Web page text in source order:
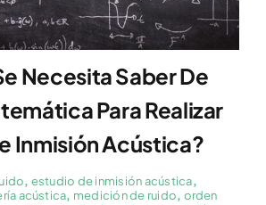
Necesita Saber De
Para Realizar
Inmisión Acústica?
, estudio de inmisión acústica,
acústica, medición de ruido, orden